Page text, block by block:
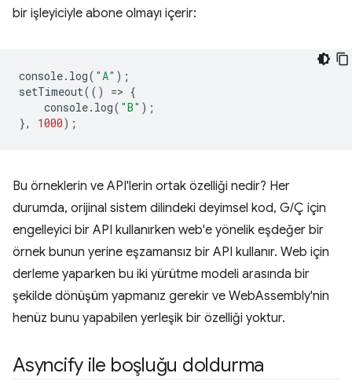
bir işleyiciyle abone olmayı içerir:
console. log( "A" );
setTimeout(() => {
console. log( "B" );
},
1000);
Bu örneklerin ve API'lerin ortak özelliği nedir? Her
durumda, orijinal sistem dilindeki deyimsel kod, G/Ç için
engelleyici bir API kullanırken web'e yönelik eşdeğer bir
örnek bunun yerine eşzamansız bir API kullanır. Web için
derleme yaparken bu iki yürütme modeli arasında bir
şekilde dönüşüm yapmanız gerekir ve WebAssembly'nin
henüz bunu yapabilen yerleşik bir özelliği yoktur.
Asyncify ile boşluğu doldurma